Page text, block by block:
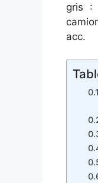
gris :
acc.